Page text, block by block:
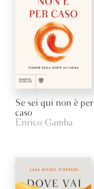
Se sei qui non è per
caso
Enrico Gamba